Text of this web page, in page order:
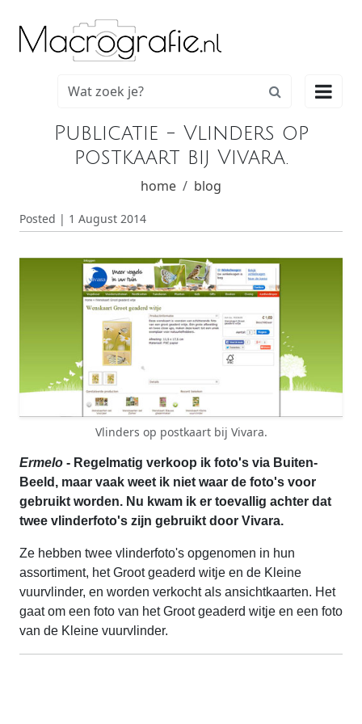

Publicatie - Vlinders op
postkaart bij Vivara.
home blog
Posted | 1 August 2014
Vlinders op postkaart bij Vivara.
Ermelo - Regelmatig verkoop ik foto's via Buiten-
Beeld, maar vaak weet ik niet waar de foto's voor
gebruikt worden. Nu kwam ik er toevallig achter dat
twee vlinderfoto's zijn gebruikt door Vivara.
Ze hebben twee vlinderfoto's opgenomen in hun
assortiment, het Groot geaderd witje en de Kleine
vuurvlinder, en worden verkocht als ansichtkaarten. Het
gaat om een foto van het Groot geaderd witje en een foto
van de Kleine vuurvlinder.